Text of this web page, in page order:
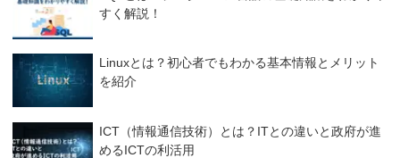
すく解説！
Linuxとは？初心者でもわかる基本情報とメリット
を紹介
ICT（情報通信技術）とは？ITとの違いと政府が進
めるICTの利活用